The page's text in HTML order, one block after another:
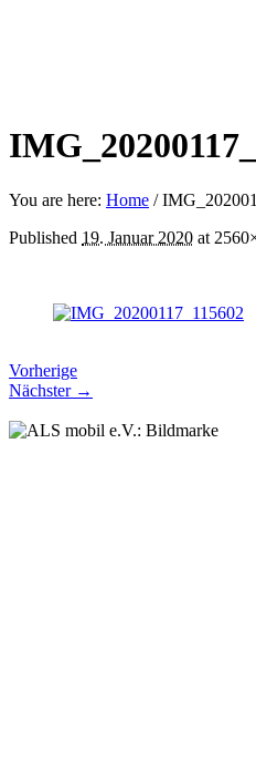
You are here: Home /
Published 19. Januar 2020 at
Vorherige
Nächster →